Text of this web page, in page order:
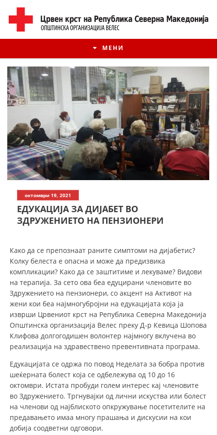
МЕНИ
ИСТОРИЈАТ НА ЦКРМ
ИСТОРИЈАТ НА ДВИЖЕЊЕТО
СТРУКТУРА НА ОРГАНИЗАЦИЈАТА
ЗАКОН ЗА ЦКРМ
СТАТУТ НА ЦКРМ
ОРГАНИЗАЦИЈА И РАЗВОЈ
РАКОВОДЕН ОДБОР
СОБРАНИЕ
СТРУКТУРА И ОРГАНИЗАЦИОНА ПОСТАВЕНОСТ
октомври 19, 2021
ЕДУКАЦИЈА ЗА ДИЈАБЕТ ВО
ЗДРУЖЕНИЕТО НА ПЕНЗИОНЕРИ
Како да се препознаат раните симптоми на дијабетис?
Колку белеста е опасна и може да предизвика
компликации? Како да се заштитиме и лекуваме? Видови
на терапија. За сето ова беа едуцирани членовите во
Здружението на пензионери, со акцент на Активот на
жени кои беа најмногубројни на едукацијата која ја
изврши Црвениот крст на Република Северна Македонија
Општинска организација Велес преку Д-р Кевица Шопова
Клифова долгогодишен волонтер најмногу вклучена во
реализација на здравествено превентивната програма.
Едукацијата се одржа по повод Неделата за бобра против
шеќерната болест која се одбележува од 10 до 16
октомври. Истата пробуди голем интерес кај членовите
во Здружението. Тргнувајки од лични искуства или болест
на членови од најблиското опкружување посетителите на
предавањето имаа многу прашања и дискусии на кои
добија соодветни одговори.